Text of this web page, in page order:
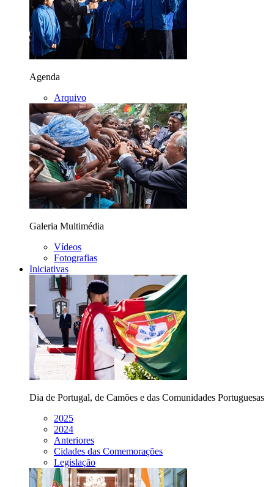
Agenda
Arquivo
Galeria Multimédia
Vídeos
Fotografias
Iniciativas
Dia de Portugal, de Camões e das Comunidades Portuguesas
2025
2024
Anteriores
Cidades das Comemorações
Legislação